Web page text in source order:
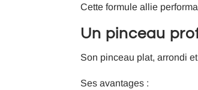
Cette formule allie
Un pinceau
Son pinceau plat, arrondi
Ses avantages :